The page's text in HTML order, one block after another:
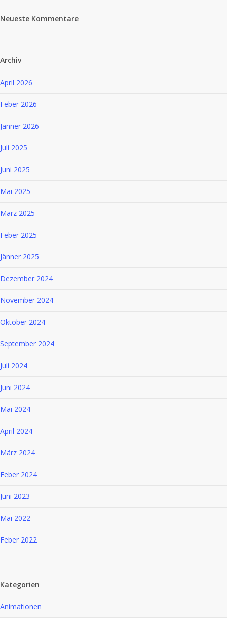
Neueste Kommentare
Archiv
April 2026
Feber 2026
Jänner 2026
Juli 2025
Juni 2025
Mai 2025
März 2025
Feber 2025
Jänner 2025
Dezember 2024
November 2024
Oktober 2024
September 2024
Juli 2024
Juni 2024
Mai 2024
April 2024
März 2024
Feber 2024
Juni 2023
Mai 2022
Feber 2022
Kategorien
Animationen